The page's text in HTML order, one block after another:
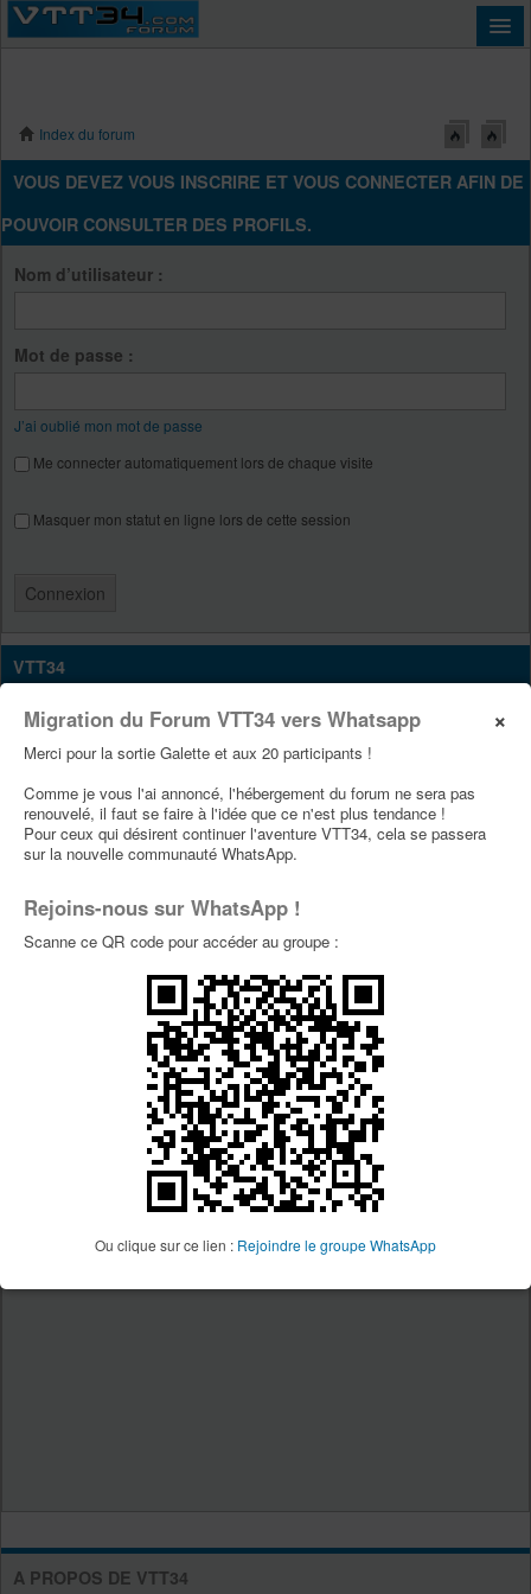
×
Migration du Forum VTT34 vers Whatsapp
Merci pour la sortie Galette et aux 20 participants !
Comme je vous l'ai annoncé, l'hébergement du forum ne sera pas
renouvelé, il faut se faire à l'idée que ce n'est plus tendance !
Pour ceux qui désirent continuer l'aventure VTT34, cela se passera
sur la nouvelle communauté WhatsApp.
Rejoins-nous sur WhatsApp !
Scanne ce QR code pour accéder au groupe :
Ou clique sur ce lien : Rejoindre le groupe WhatsApp
Index du forum
VOUS DEVEZ VOUS INSCRIRE ET VOUS CONNECTER AFIN DE
POUVOIR CONSULTER DES PROFILS.
Nom d’utilisateur :
Mot de passe :
J’ai oublié mon mot de passe
Me connecter automatiquement lors de chaque visite
Masquer mon statut en ligne lors de cette session
VTT34
Site Vtt34
Page Facebook Vtt34
PUBLICITÉS
A PROPOS DE VTT34